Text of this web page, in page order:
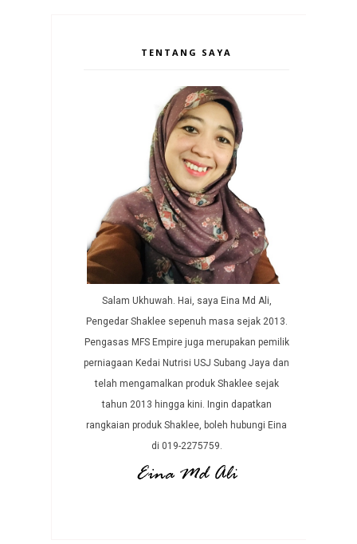
TENTANG SAYA
Salam Ukhuwah. Hai, saya Eina Md Ali,
Pengedar Shaklee sepenuh masa sejak 2013.
Pengasas MFS Empire juga merupakan pemilik
perniagaan Kedai Nutrisi USJ Subang Jaya dan
telah mengamalkan produk Shaklee sejak
tahun 2013 hingga kini. Ingin dapatkan
rangkaian produk Shaklee, boleh hubungi Eina
di 019-2275759.